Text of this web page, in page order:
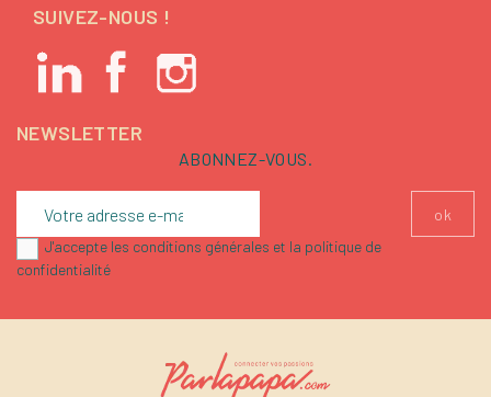
SUIVEZ-NOUS !
NEWSLETTER
ABONNEZ-VOUS.
J'accepte les conditions générales et la politique de
confidentialité